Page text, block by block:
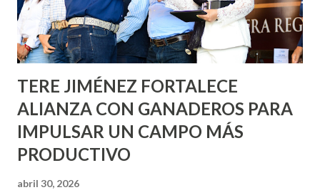
Asunción, Avenida Alameda y Decreto 27 de Septiembre, en
los edificios FOVISSSTE Ojo de Agua, en la comunidad
Norias de Paso Hondo y en los edificios de...
TERE JIMÉNEZ FORTALECE
ALIANZA CON GANADEROS PARA
IMPULSAR UN CAMPO MÁS
PRODUCTIVO
abril 30, 2026